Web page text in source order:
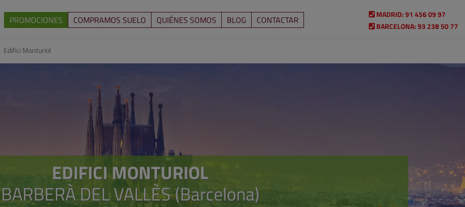
PROMOCIONES COMPRAMOS SUELO QUIÉNES SOMOS BLOG CONTACTAR MADRID:91 456 09 97
BARCELONA:93 238 50 77
Edifici Monturiol
EDIFICI MONTURIOL
BARBERÀ DEL VALLÈS (Barcelona)